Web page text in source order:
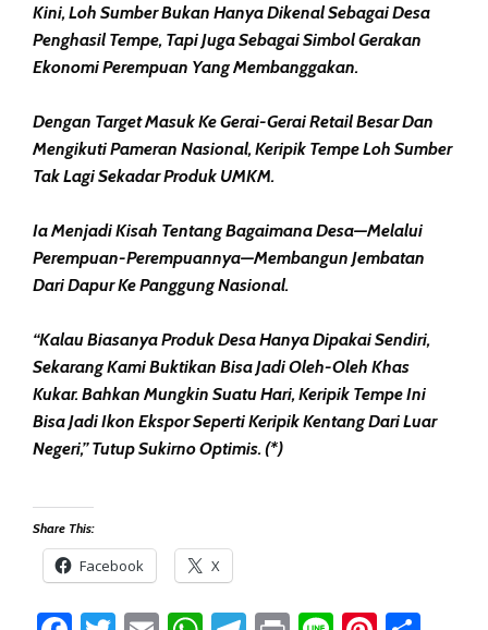
Kini, Loh Sumber Bukan Hanya Dikenal Sebagai Desa
Penghasil Tempe, Tapi Juga Sebagai Simbol Gerakan
Ekonomi Perempuan Yang Membanggakan.
Dengan Target Masuk Ke Gerai-Gerai Retail Besar Dan
Mengikuti Pameran Nasional, Keripik Tempe Loh Sumber
Tak Lagi Sekadar Produk UMKM.
Ia Menjadi Kisah Tentang Bagaimana Desa—Melalui
Perempuan-Perempuannya—Membangun Jembatan
Dari Dapur Ke Panggung Nasional.
“Kalau Biasanya Produk Desa Hanya Dipakai Sendiri,
Sekarang Kami Buktikan Bisa Jadi Oleh-Oleh Khas
Kukar. Bahkan Mungkin Suatu Hari, Keripik Tempe Ini
Bisa Jadi Ikon Ekspor Seperti Keripik Kentang Dari Luar
Negeri,” Tutup Sukirno Optimis. (*)
Share This:
Facebook X